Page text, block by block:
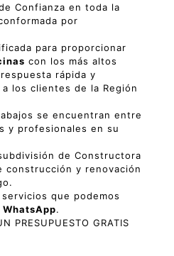
Confianza en toda la
por
para proporcionar
con los más altos
rápida y
los clientes de la Región
se encuentran entre
y profesionales en su
de Constructora
construcción y renovación
que podemos
WhatsApp.
PRESUPUESTO GRATIS